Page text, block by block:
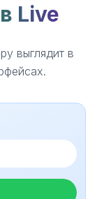
Live
выглядит в